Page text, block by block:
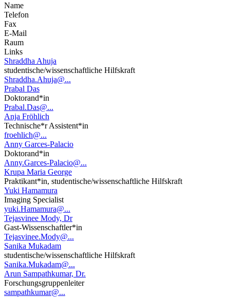
Name
Telefon
Fax
E-Mail
Raum
Links
Shraddha Ahuja
studentische/wissenschaftliche Hilfskraft
Shraddha.Ahuja@...
Prabal Das
Doktorand*in
Prabal.Das@...
Anja Fröhlich
Technische*r Assistent*in
froehlich@...
Anny Garces-Palacio
Doktorand*in
Anny.Garces-Palacio@...
Krupa Maria George
Praktikant*in, studentische/wissenschaftliche Hilfskraft
Yuki Hamamura
Imaging Specialist
yuki.Hamamura@...
Tejasvinee Mody, Dr
Gast-Wissenschaftler*in
Tejasvinee.Mody@...
Sanika Mukadam
studentische/wissenschaftliche Hilfskraft
Sanika.Mukadam@...
Arun Sampathkumar, Dr.
Forschungsgruppenleiter
sampathkumar@...